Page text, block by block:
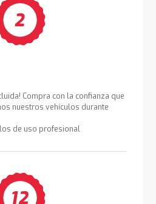
Compra con la confianza que
nuestros vehículos durante
de uso profesional